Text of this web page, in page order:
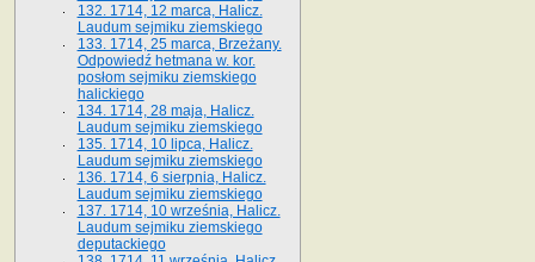
132. 1714, 12 marca, Halicz.
Laudum sejmiku ziemskiego
133. 1714, 25 marca, Brzeżany.
Odpowiedź hetmana w. kor.
posłom sejmiku ziemskiego
halickiego
134. 1714, 28 maja, Halicz.
Laudum sejmiku ziemskiego
135. 1714, 10 lipca, Halicz.
Laudum sejmiku ziemskiego
136. 1714, 6 sierpnia, Halicz.
Laudum sejmiku ziemskiego
137. 1714, 10 września, Halicz.
Laudum sejmiku ziemskiego
deputackiego